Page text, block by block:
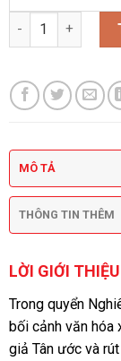
Nghiên cứu Tân
MÔ TẢ
THÔNG TIN THÊM
LỜI GIỚI THIỆU
Trong quyển
bối cảnh văn hóa
giả Tân ước và